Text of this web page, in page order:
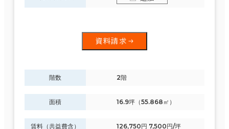
資料請求
階数 2階
面積 16.9坪（55.868㎡）
賃料（共益費含） 126,750円 7,500円/坪